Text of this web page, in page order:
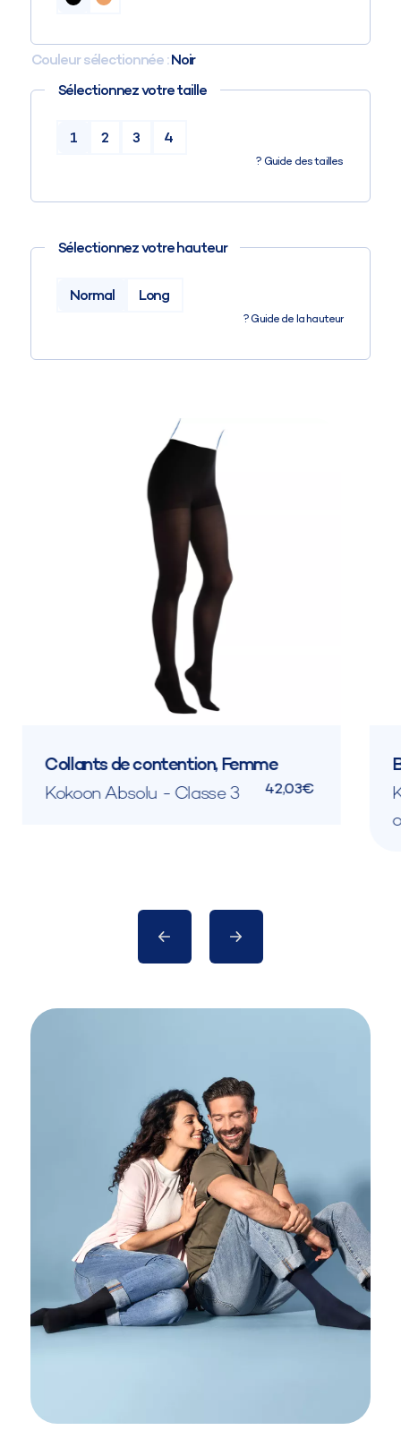
Couleur sélectionnée :Noir
Sélectionnez votre taille
1 2 3 4
?Guide des tailles
Sélectionnez votre hauteur
Normal Long
?Guide de la hauteur
Collants de contention, Femme
Kokoon Absolu - Classe 3 42,03€